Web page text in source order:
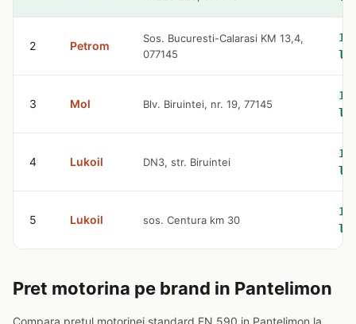
2 Petrom
Sos. Bucuresti-Calarasi KM 13,4,
077145
3 Mol Blv. Biruintei, nr. 19, 77145
4 Lukoil DN3, str. Biruintei
5 Lukoil sos. Centura km 30
Pret motorina pe brand in Pantelimon
Compara pretul motorinei standard EN 590 in Pantelimon la